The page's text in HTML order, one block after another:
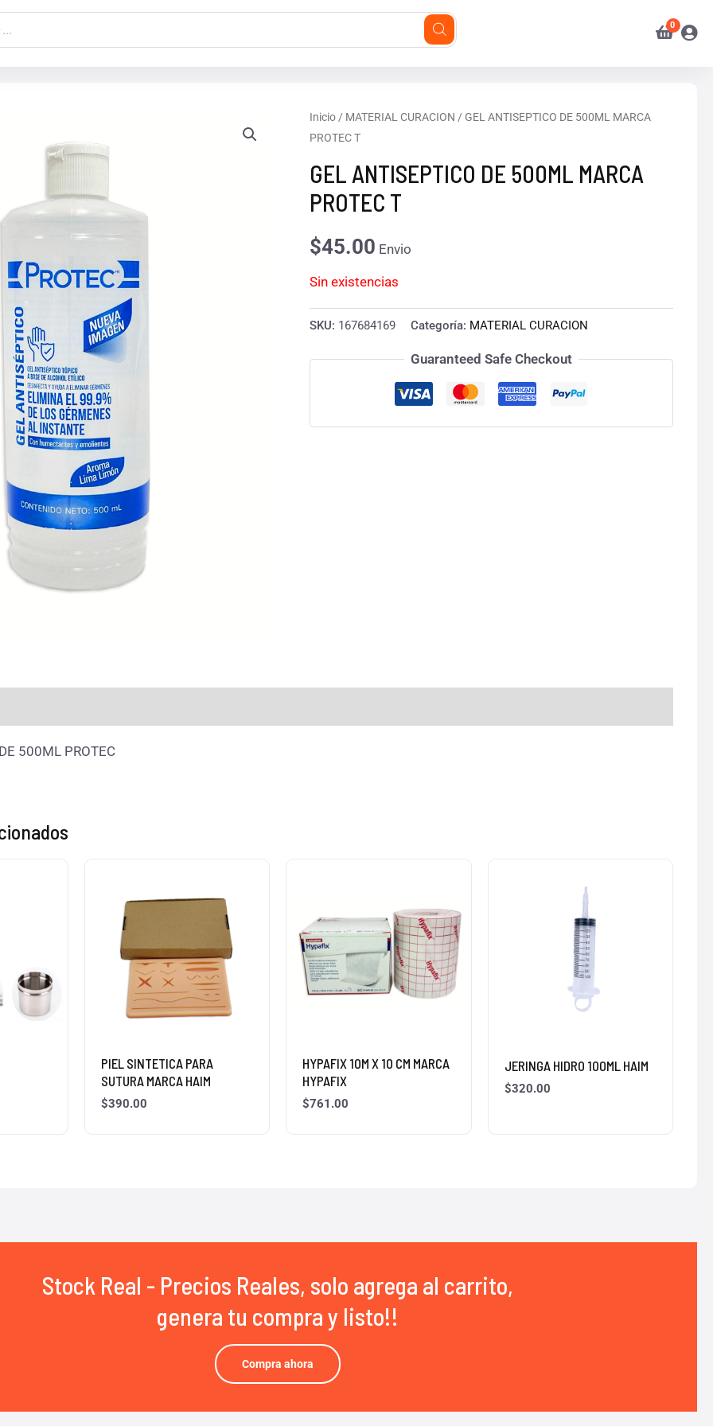
Inicio/ MATERIAL CURACION / GEL ANTISEPTICO DE 500ML MARCA
PROTEC T
GEL ANTISEPTICO DE 500ML MARCA
PROTEC T
$45.00 Envio
Sin existencias
SKU: 167684169 Categoría: MATERIAL CURACION
Guaranteed Safe Checkout
500ML PROTEC
PIEL SINTETICA PARA
SUTURA MARCA HAIM
$390.00
HYPAFIX 10M X 10 CM MARCA
HYPAFIX
$761.00
JERINGA HIDRO 100ML HAIM
$320.00
Stock Real - Precios Reales, solo agrega al carrito,
genera tu compra y listo!!
Compra ahora